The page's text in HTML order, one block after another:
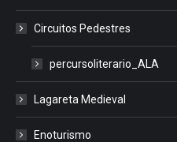
Circuitos Pedestres
percursoliterario_ALA
Lagareta Medieval
Enoturismo